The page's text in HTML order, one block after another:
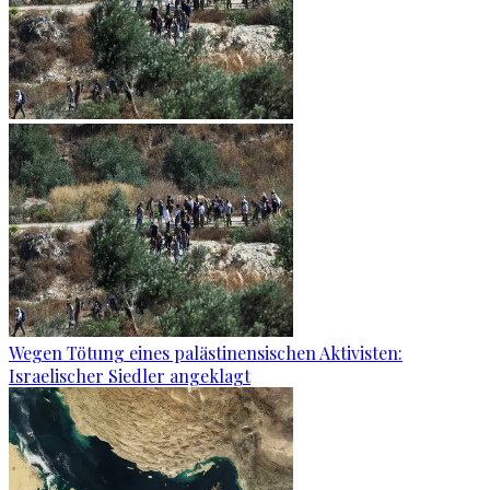
Wegen Tötung eines palästinensischen Aktivisten:
Israelischer Siedler angeklagt